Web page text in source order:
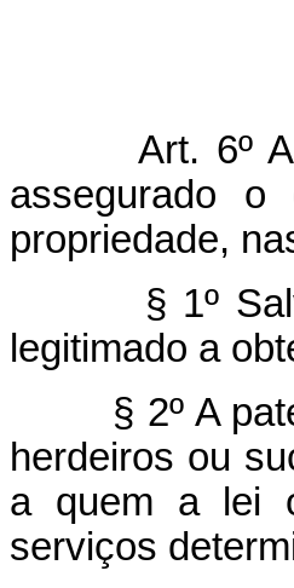
Art. 6º
assegurado
propriedade,
§ 1º
legitimado a
§ 2º A
herdeiros ou
a quem a lei
serviços